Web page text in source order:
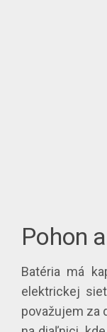
Pohon
Batéria má
elektrickej
považujem za